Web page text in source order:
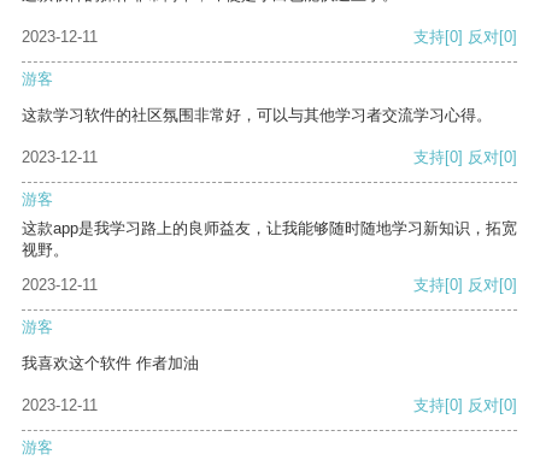
2023-12-11 支持[0] 反对[0]
游客
这款学习软件的社区氛围非常好，可以与其他学习者交流学习心得。
2023-12-11 支持[0] 反对[0]
游客
这款app是我学习路上的良师益友，让我能够随时随地学习新知识，拓宽
视野。
2023-12-11
支持[0] 反对[0]
游客
我喜欢这个软件 作者加油
2023-12-11 支持[0] 反对[0]
游客